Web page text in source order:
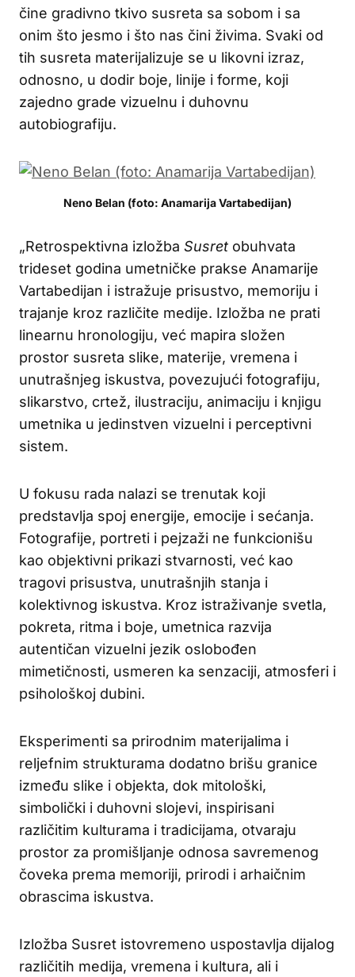
čine gradivno tkivo susreta sa sobom i sa
onim što jesmo i što nas čini živima. Svaki od
tih susreta materijalizuje se u likovni izraz,
odnosno, u dodir boje, linije i forme, koji
zajedno grade vizuelnu i duhovnu
autobiografiju.
Neno Belan (foto: Anamarija Vartabedijan)
„Retrospektivna izložba Susret obuhvata
trideset godina umetničke prakse Anamarije
Vartabedijan i istražuje prisustvo, memoriju i
trajanje kroz različite medije. Izložba ne prati
linearnu hronologiju, već mapira složen
prostor susreta slike, materije, vremena i
unutrašnjeg iskustva, povezujući fotografiju,
slikarstvo, crtež, ilustraciju, animaciju i knjigu
umetnika u jedinstven vizuelni i perceptivni
sistem.
U fokusu rada nalazi se trenutak koji
predstavlja spoj energije, emocije i sećanja.
Fotografije, portreti i pejzaži ne funkcionišu
kao objektivni prikazi stvarnosti, već kao
tragovi prisustva, unutrašnjih stanja i
kolektivnog iskustva. Kroz istraživanje svetla,
pokreta, ritma i boje, umetnica razvija
autentičan vizuelni jezik oslobođen
mimetičnosti, usmeren ka senzaciji, atmosferi i
psihološkoj dubini.
Eksperimenti sa prirodnim materijalima i
reljefnim strukturama dodatno brišu granice
između slike i objekta, dok mitološki,
simbolički i duhovni slojevi, inspirisani
različitim kulturama i tradicijama, otvaraju
prostor za promišljanje odnosa savremenog
čoveka prema memoriji, prirodi i arhaičnim
obrascima iskustva.
Izložba Susret istovremeno uspostavlja dijalog
različitih medija, vremena i kultura, ali i